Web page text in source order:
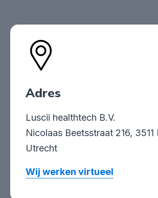
Adres
Luscii healthtech B.V.
Nicolaas Beetsstraat 216, 3511
Utrecht
Wij werken virtueel